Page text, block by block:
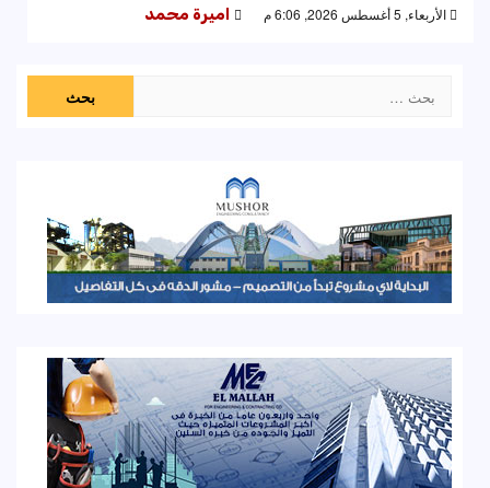
الأربعاء, 5 أغسطس 2026, 6:06 م اميرة محمد
عن: